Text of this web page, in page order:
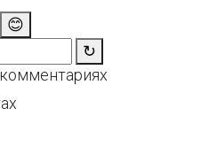
😊
↻